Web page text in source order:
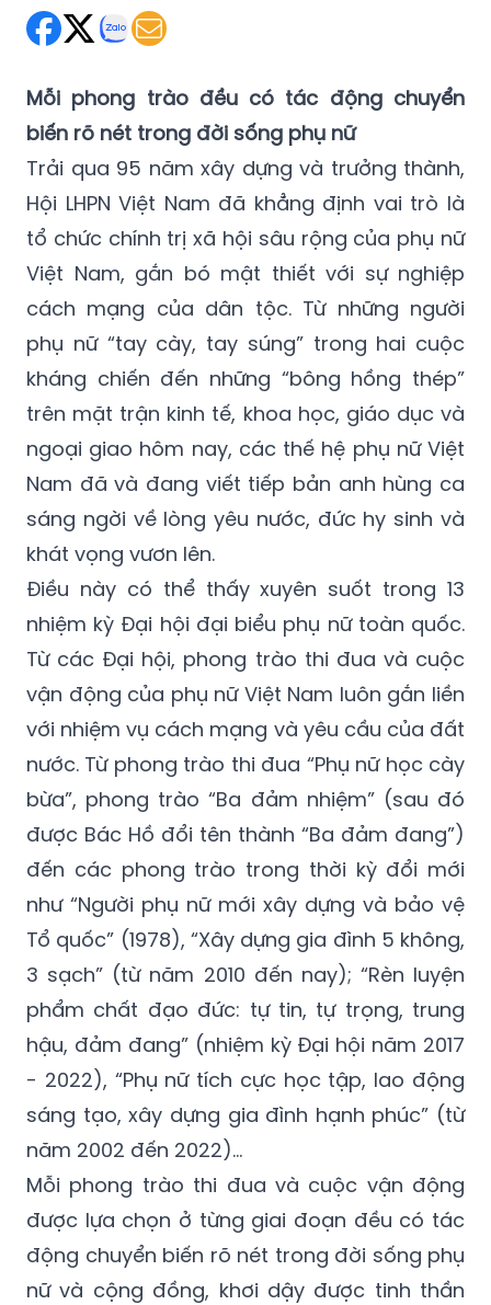
Mỗi phong trào đều có tác động chuyển
biến rõ nét trong đời sống phụ nữ
Trải qua 95 năm xây dựng và trưởng thành,
Hội LHPN Việt Nam đã khẳng định vai trò là
tổ chức chính trị xã hội sâu rộng của phụ nữ
Việt Nam, gắn bó mật thiết với sự nghiệp
cách mạng của dân tộc. Từ những người
phụ nữ “tay cày, tay súng” trong hai cuộc
kháng chiến đến những “bông hồng thép”
trên mặt trận kinh tế, khoa học, giáo dục và
ngoại giao hôm nay, các thế hệ phụ nữ Việt
Nam đã và đang viết tiếp bản anh hùng ca
sáng ngời về lòng yêu nước, đức hy sinh và
khát vọng vươn lên.
Điều này có thể thấy xuyên suốt trong 13
nhiệm kỳ Đại hội đại biểu phụ nữ toàn quốc.
Từ các Đại hội, phong trào thi đua và cuộc
vận động của phụ nữ Việt Nam luôn gắn liền
với nhiệm vụ cách mạng và yêu cầu của đất
nước. Từ phong trào thi đua “Phụ nữ học cày
bừa”, phong trào “Ba đảm nhiệm” (sau đó
được Bác Hồ đổi tên thành “Ba đảm đang”)
đến các phong trào trong thời kỳ đổi mới
như “Người phụ nữ mới xây dựng và bảo vệ
Tổ quốc” (1978), “Xây dựng gia đình 5 không,
3 sạch” (từ năm 2010 đến nay); “Rèn luyện
phẩm chất đạo đức: tự tin, tự trọng, trung
hậu, đảm đang” (nhiệm kỳ Đại hội năm 2017
- 2022), “Phụ nữ tích cực học tập, lao động
sáng tạo, xây dựng gia đình hạnh phúc” (từ
năm 2002 đến 2022)…
Mỗi phong trào thi đua và cuộc vận động
được lựa chọn ở từng giai đoạn đều có tác
động chuyển biến rõ nét trong đời sống phụ
nữ và cộng đồng, khơi dậy được tinh thần